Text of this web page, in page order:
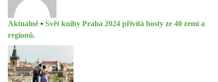
Aktuálně • Svět knihy Praha 2024 přivítá hosty ze 40 zemí a
regionů.